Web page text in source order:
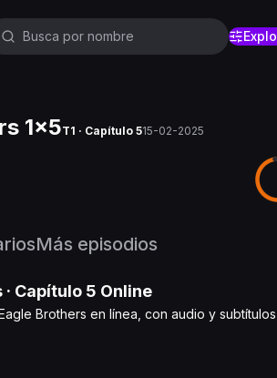
1x5T1 · Capítulo 515-02-2025
Más episodios
· Capítulo 5 Online
Brothers en línea, con audio y